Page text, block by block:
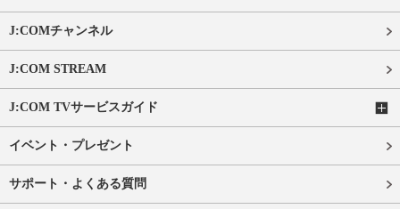
J:COMチャンネル
J:COM STREAM
J:COM TVサービスガイド
イベント・プレゼント
サポート・よくある質問